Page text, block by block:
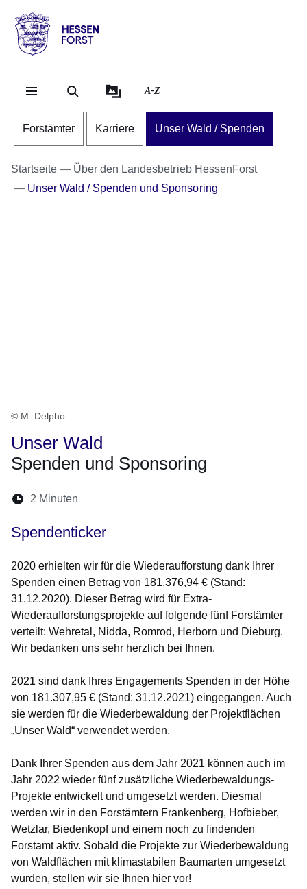
Hessen
Forst
A-Z
Forstämter Karriere Unser Wald / Spenden
Startseite
Über den Landesbetrieb HessenForst
Unser Wald / Spenden und Sponsoring
© M. Delpho
Unser Wald
Spenden und Sponsoring
Lesedauer:
2 Minuten
Spendenticker
2020 erhielten wir für die Wiederaufforstung dank Ihrer
Spenden einen Betrag von 181.376,94 € (Stand:
31.12.2020). Dieser Betrag wird für Extra-
Wiederaufforstungsprojekte auf folgende fünf Forstämter
verteilt: Wehretal, Nidda, Romrod, Herborn und Dieburg.
Wir bedanken uns sehr herzlich bei Ihnen.
2021 sind dank Ihres Engagements Spenden in der Höhe
von 181.307,95 € (Stand: 31.12.2021) eingegangen. Auch
sie werden für die Wiederbewaldung der Projektflächen
„Unser Wald“ verwendet werden.
Dank Ihrer Spenden aus dem Jahr 2021 können auch im
Jahr 2022 wieder fünf zusätzliche Wiederbewaldungs-
Projekte entwickelt und umgesetzt werden. Diesmal
werden wir in den Forstämtern Frankenberg, Hofbieber,
Wetzlar, Biedenkopf und einem noch zu findenden
Forstamt aktiv. Sobald die Projekte zur Wiederbewaldung
von Waldflächen mit klimastabilen Baumarten umgesetzt
wurden, stellen wir sie Ihnen hier vor!